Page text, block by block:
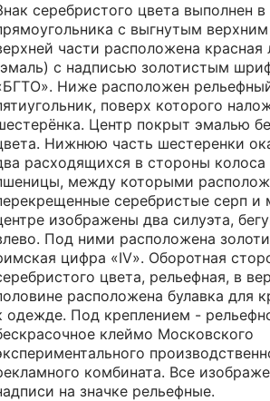
серебристого цвета выполнен
с выгнутым
части расположена красная
с надписью золотистым
Ниже расположен
поверх которого
Центр покрыт эмалью
Нижнюю часть шестеренки
расходящихся в стороны колоса
между которыми
серебристые серп и
изображены два силуэта,
Под ними расположена
цифра «IV». Оборотная
цвета, рельефная, в
расположена булавка для
одежде. Под креплением -
клеймо Московского
комбината. Все
на значке рельефные.